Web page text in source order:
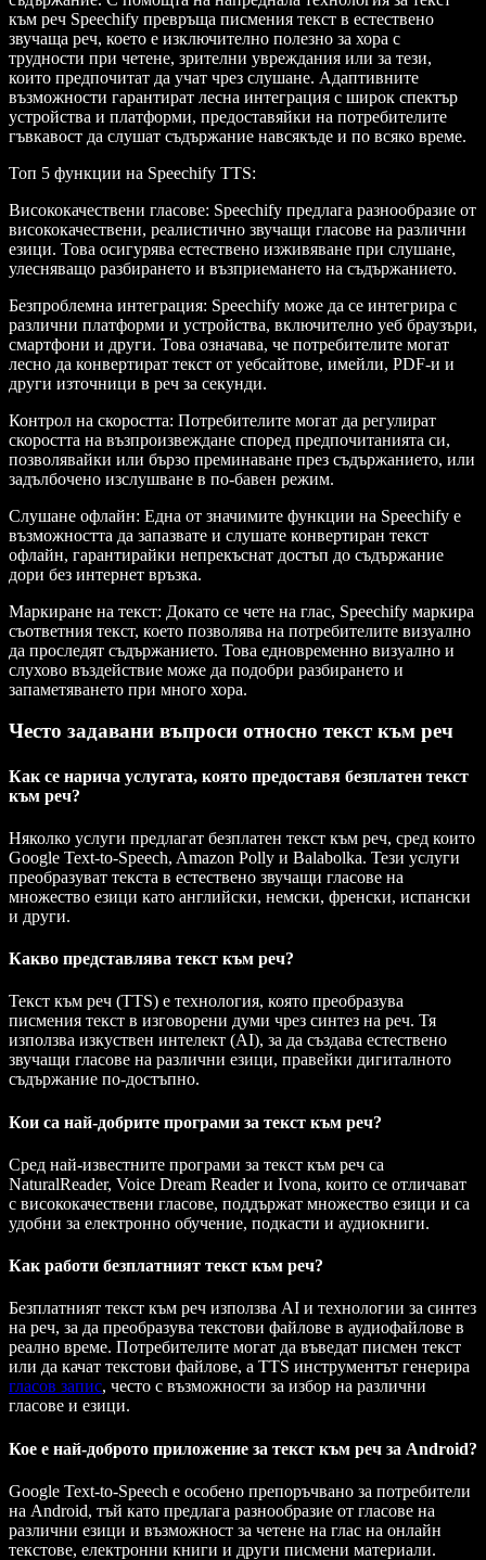
към реч Speechify превръща писмения текст в естествено
звучаща реч, което е изключително полезно за хора с
трудности при четене, зрителни увреждания или за тези,
които предпочитат да учат чрез слушане. Адаптивните
възможности гарантират лесна интеграция с широк спектър
устройства и платформи, предоставяйки на потребителите
гъвкавост да слушат съдържание навсякъде и по всяко време.
Топ 5 функции на Speechify TTS:
Висококачествени гласове: Speechify предлага разнообразие от
висококачествени, реалистично звучащи гласове на различни
езици. Това осигурява естествено изживяване при слушане,
улесняващо разбирането и възприемането на съдържанието.
Безпроблемна интеграция: Speechify може да се интегрира с
различни платформи и устройства, включително уеб браузъри,
смартфони и други. Това означава, че потребителите могат
лесно да конвертират текст от уебсайтове, имейли, PDF-и и
други източници в реч за секунди.
Контрол на скоростта: Потребителите могат да регулират
скоростта на възпроизвеждане според предпочитанията си,
позволявайки или бързо преминаване през съдържанието, или
задълбочено изслушване в по-бавен режим.
Слушане офлайн: Една от значимите функции на Speechify е
възможността да запазвате и слушате конвертиран текст
офлайн, гарантирайки непрекъснат достъп до съдържание
дори без интернет връзка.
Маркиране на текст: Докато се чете на глас, Speechify маркира
съответния текст, което позволява на потребителите визуално
да проследят съдържанието. Това едновременно визуално и
слухово въздействие може да подобри разбирането и
запаметяването при много хора.
Често задавани въпроси относно текст към реч
Как се нарича услугата, която предоставя безплатен текст
към реч?
Няколко услуги предлагат безплатен текст към реч, сред които
Google Text-to-Speech, Amazon Polly и Balabolka. Тези услуги
преобразуват текста в естествено звучащи гласове на
множество езици като английски, немски, френски, испански
и други.
Какво представлява текст към реч?
Текст към реч (TTS) е технология, която преобразува
писмения текст в изговорени думи чрез синтез на реч. Тя
използва изкуствен интелект (AI), за да създава естествено
звучащи гласове на различни езици, правейки дигиталното
съдържание по-достъпно.
Кои са най-добрите програми за текст към реч?
Сред най-известните програми за текст към реч са
NaturalReader, Voice Dream Reader и Ivona, които се отличават
с висококачествени гласове, поддържат множество езици и са
удобни за електронно обучение, подкасти и аудиокниги.
Как работи безплатният текст към реч?
Безплатният текст към реч използва AI и технологии за синтез
на реч, за да преобразува текстови файлове в аудиофайлове в
реално време. Потребителите могат да въведат писмен текст
или да качат текстови файлове, а TTS инструментът генерира
гласов запис, често с възможности за избор на различни
гласове и езици.
Кое е най-доброто приложение за текст към реч за Android?
Google Text-to-Speech е особено препоръчвано за потребители
на Android, тъй като предлага разнообразие от гласове на
различни езици и възможност за четене на глас на онлайн
текстове, електронни книги и други писмени материали.